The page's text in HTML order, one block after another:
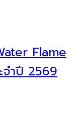
Flame
ำปี 2569